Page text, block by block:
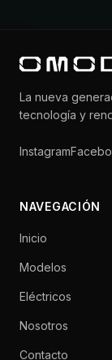
La nueva
tecnología y
Instagram
NAVEGACIÓN
Inicio
Modelos
Eléctricos
Nosotros
Contacto